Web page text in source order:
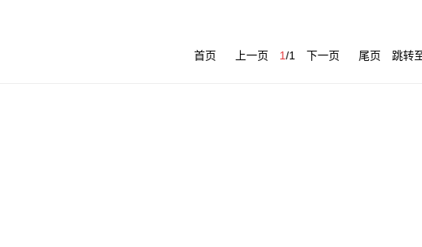
首页 上一页 1/1 下一页 尾页 跳转